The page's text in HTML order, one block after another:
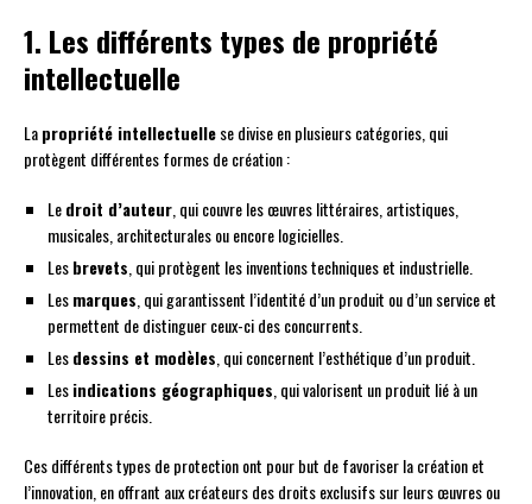
1. Les différents types de propriété
intellectuelle
Lapropriété intellectuellese divise en plusieurs catégories, qui
protègent différentes formes de création :
Ledroit d’auteur , qui couvre les œuvres littéraires, artistiques,
musicales, architecturales ou encore logicielles.
Lesbrevets , qui protègent les inventions techniques et industrielle.
Lesmarques , qui garantissent l’identité d’un produit ou d’un service et
permettent de distinguer ceux-ci des concurrents.
Lesdessins et modèles , qui concernent l’esthétique d’un produit.
Lesindications géographiques , qui valorisent un produit lié à un
territoire précis.
Ces différents types de protection ont pour but de favoriser la création et
l’innovation, en offrant aux créateurs des droits exclusifs sur leurs œuvres ou